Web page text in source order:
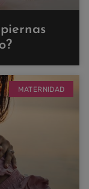
MATERNIDAD